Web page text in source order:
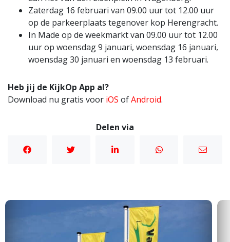
Zaterdag 16 februari van 09.00 uur tot 12.00 uur
op de parkeerplaats tegenover kop Herengracht.
In Made op de weekmarkt van 09.00 uur tot 12.00
uur op woensdag 9 januari, woensdag 16 januari,
woensdag 30 januari en woensdag 13 februari.
Heb jij de KijkOp App al?
Download nu gratis voor iOS ofAndroid.
Delen via